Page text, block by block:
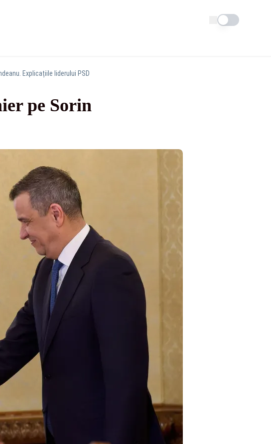
Schimba tema
Explicațiile liderului PSD
pe Sorin